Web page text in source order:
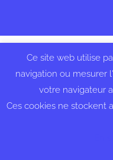
Ce site web utilise
navigation ou mesurer
votre navigateur
Ces cookies ne stockent